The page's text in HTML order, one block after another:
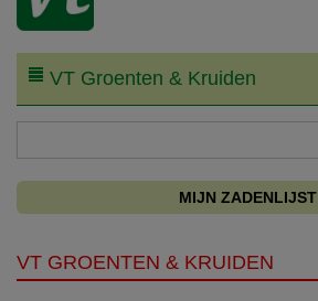
VT Groenten & Kruiden
MIJN ZADENLIJST
VT GROENTEN & KRUIDEN